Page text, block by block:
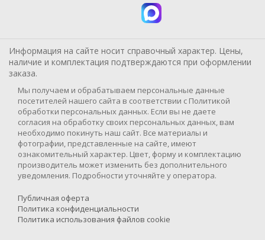
Информация на сайте носит справочный характер. Цены,
наличие и комплектация подтверждаются при оформлении
заказа.
Мы получаем и обрабатываем персональные данные
посетителей нашего сайта в соответствии с Политикой
обработки персональных данных. Если вы не даете
согласия на обработку своих персональных данных, вам
необходимо покинуть наш сайт. Все материалы и
фотографии, представленные на сайте, имеют
ознакомительный характер. Цвет, форму и комплектацию
производитель может изменить без дополнительного
уведомления. Подробности уточняйте у оператора.
Публичная оферта
Политика конфиденциальности
Политика использования файлов cookie